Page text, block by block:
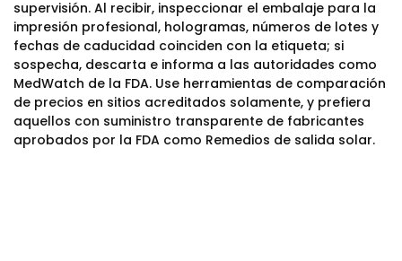
supervisión. Al recibir, inspeccionar el embalaje para la
impresión profesional, hologramas, números de lotes y
fechas de caducidad coinciden con la etiqueta; si
sospecha, descarta e informa a las autoridades como
MedWatch de la FDA. Use herramientas de comparación
de precios en sitios acreditados solamente, y prefiera
aquellos con suministro transparente de fabricantes
aprobados por la FDA como Remedios de salida solar.